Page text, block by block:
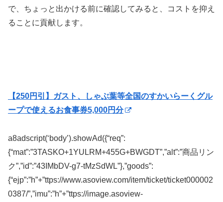
で、ちょっと出かける前に確認してみると、コストを抑え
ることに貢献します。
【250円引】ガスト、しゃぶ葉等全国のすかいらーくグル
ープで使えるお食事券5,000円分
a8adscript(‘body’).showAd({“req”:
{“mat”:”3TASKO+1YULRM+455G+BWGDT”,”alt”:”商品リン
ク”,”id”:”43IMbDV-g7-tMzSdWL”},”goods”:
{“ejp”:”h”+”ttps://www.asoview.com/item/ticket/ticket000002
0387/”,”imu”:”h”+”ttps://image.asoview-